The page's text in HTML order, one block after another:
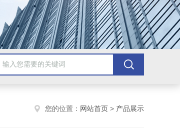
您的位置： 网站首页 > 产品展示